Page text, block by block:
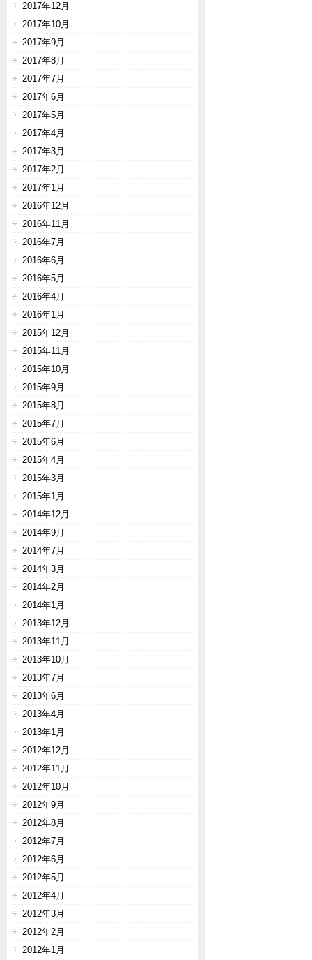
2017年12月
2017年10月
2017年9月
2017年8月
2017年7月
2017年6月
2017年5月
2017年4月
2017年3月
2017年2月
2017年1月
2016年12月
2016年11月
2016年7月
2016年6月
2016年5月
2016年4月
2016年1月
2015年12月
2015年11月
2015年10月
2015年9月
2015年8月
2015年7月
2015年6月
2015年4月
2015年3月
2015年1月
2014年12月
2014年9月
2014年7月
2014年3月
2014年2月
2014年1月
2013年12月
2013年11月
2013年10月
2013年7月
2013年6月
2013年4月
2013年1月
2012年12月
2012年11月
2012年10月
2012年9月
2012年8月
2012年7月
2012年6月
2012年5月
2012年4月
2012年3月
2012年2月
2012年1月